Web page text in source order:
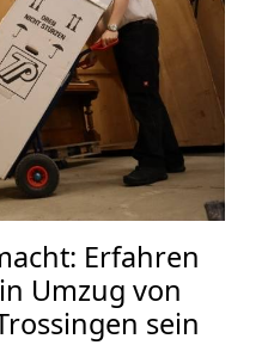
Erfahren
Umzug von
sein